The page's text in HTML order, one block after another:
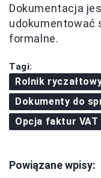
Dokumentacja
udokumentować
formalne.
Tagi:
Rolnik
Dokumenty do
Opcja faktur VAT
Powiązane wpisy: